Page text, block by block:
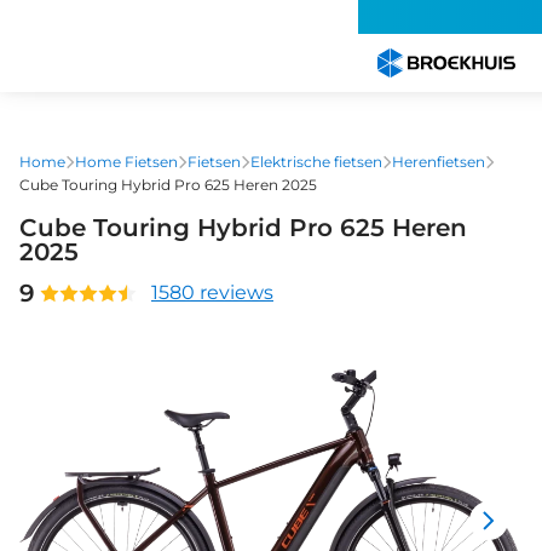
gaan
Home Home Fietsen Fietsen Elektrische fietsen
Herenfietsen
Cube Touring Hybrid Pro 625 Heren 2025
Cube Touring Hybrid Pro 625 Heren
2025
9
1580 reviews